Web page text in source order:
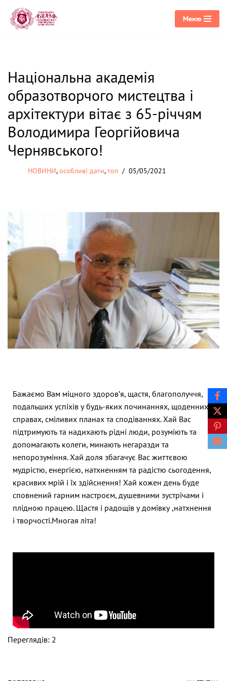
Перейти
Меню
Національна академія
образотворчого мистецтва і
архітектури вітає з 65-річчям
Володимира Георгійовича
Чернявського!
НОВИНИ,особливі дати,топ 05/05/2021
Бажаємо Вам міцного здоров’я, щастя, благополуччя,
подальших успіхів у будь-яких починаннях, щоденних
справах, сміливих планах та сподіваннях. Хай Вас
підтримують та надихають рідні люди, розуміють та
допомагають колеги, минають негаразди та
непорозуміння. Хай доля збагачує Вас життєвою
мудрістю, енергією, натхненням та радістю сьогодення,
красивих мрій і їх здійснення! Хай кожен день буде
сповнений гарним настроєм, душевними зустрічами і
плідною працею. Щастя і радощів у домівку ,натхнення
і творчості.Многая літа!
Переглядів: 2